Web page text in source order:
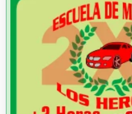
Análisis Clínicos
Análisis de Aguas
Animadores de Eventos